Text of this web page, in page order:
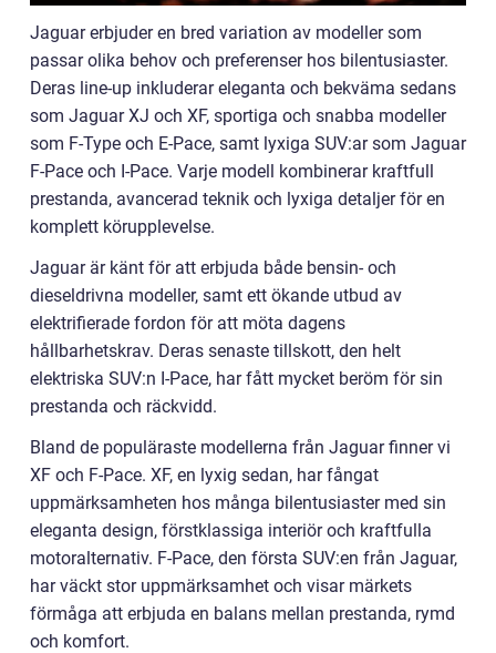
Jaguar erbjuder en bred variation av modeller som
passar olika behov och preferenser hos bilentusiaster.
Deras line-up inkluderar eleganta och bekväma sedans
som Jaguar XJ och XF, sportiga och snabba modeller
som F-Type och E-Pace, samt lyxiga SUV:ar som Jaguar
F-Pace och I-Pace. Varje modell kombinerar kraftfull
prestanda, avancerad teknik och lyxiga detaljer för en
komplett körupplevelse.
Jaguar är känt för att erbjuda både bensin- och
dieseldrivna modeller, samt ett ökande utbud av
elektrifierade fordon för att möta dagens
hållbarhetskrav. Deras senaste tillskott, den helt
elektriska SUV:n I-Pace, har fått mycket beröm för sin
prestanda och räckvidd.
Bland de populäraste modellerna från Jaguar finner vi
XF och F-Pace. XF, en lyxig sedan, har fångat
uppmärksamheten hos många bilentusiaster med sin
eleganta design, förstklassiga interiör och kraftfulla
motoralternativ. F-Pace, den första SUV:en från Jaguar,
har väckt stor uppmärksamhet och visar märkets
förmåga att erbjuda en balans mellan prestanda, rymd
och komfort.